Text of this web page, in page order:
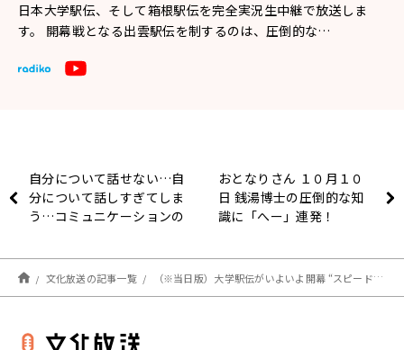
日本大学駅伝、そして箱根駅伝を完全実況生中継で放送しま
す。 開幕戦となる出雲駅伝を制するのは、圧倒的な…
自分について話せない…自
分について話しすぎてしま
う…コミュニケーションの
面によって上手にできると
良いコミュニケーションに
つながる」
おとなりさん １０月１０
日 銭湯博士の圧倒的な知
識に「へー」連発！
文化放送の記事一覧 （※当日版）大学駅伝がいよいよ開幕 “スピード”の出雲駅伝を制するのは!? ～ 文化放送スポーツスペシャル第34回出雲駅伝実況中継